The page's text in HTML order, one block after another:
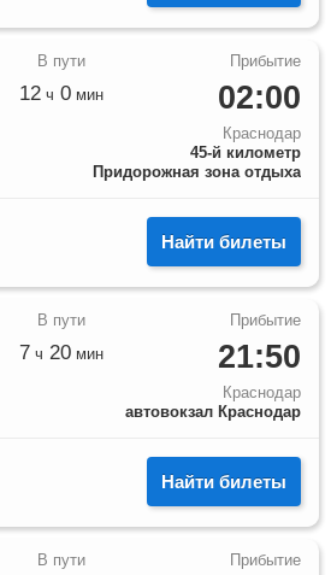
02:00
Краснодар
45-й километр
Придорожная зона отдыха
12 ч 0 мин
Найти билеты
21:50
Краснодар
автовокзал Краснодар
7 ч 20 мин
Найти билеты